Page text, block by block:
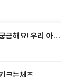
금해요! 우리 아이
크는체조